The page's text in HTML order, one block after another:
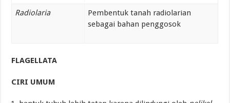
Radiolaria
Pembentuk tanah radiolarian
sebagai bahan penggosok
FLAGELLATA
CIRI UMUM